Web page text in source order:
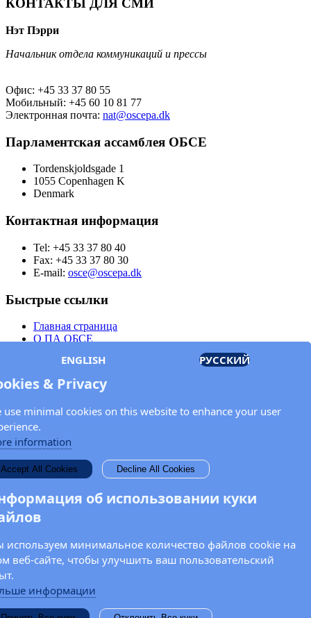
КОНТАКТЫ ДЛЯ СМИ
Нэт Пэрри
Начальник отдела коммуникаций и прессы
Офис: +45 33 37 80 55
Мобильный: +45 60 10 81 77
Электронная почта: nat@oscepa.dk
Парламентская ассамблея ОБСЕ
Tordenskjoldsgade 1
1055 Copenhagen K
Denmark
Контактная информация
Tel: +45 33 37 80 40
Fax: +45 33 37 80 30
E-mail: osce@oscepa.dk
Быстрые ссылки
Главная страница
О ПА ОБСЕ
Члены
Документы
OSCE.org
Контактная информация
Свяжитесь с Парламентской ассамблеей ОБСЕ
Введите Ваше имя и адрес электронной почты для получения
новостей и обновлений от ПА ОБСЕ.
ENGLISH РУССКИЙ
& Privacy
use minimal cookies on this website to enhance your user
information
Accept All Cookies Decline All Cookies
об использовании куки
минимальное количество файлов cookie на
веб-сайте, чтобы улучшить ваш пользовательский
информации